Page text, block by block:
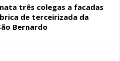
três colegas a facadas
de terceirizada da
Bernardo